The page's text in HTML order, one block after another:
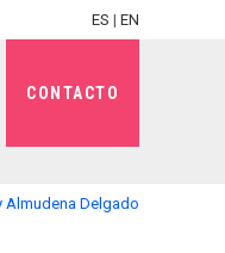
ES | EN
CONTACTO
Delgado